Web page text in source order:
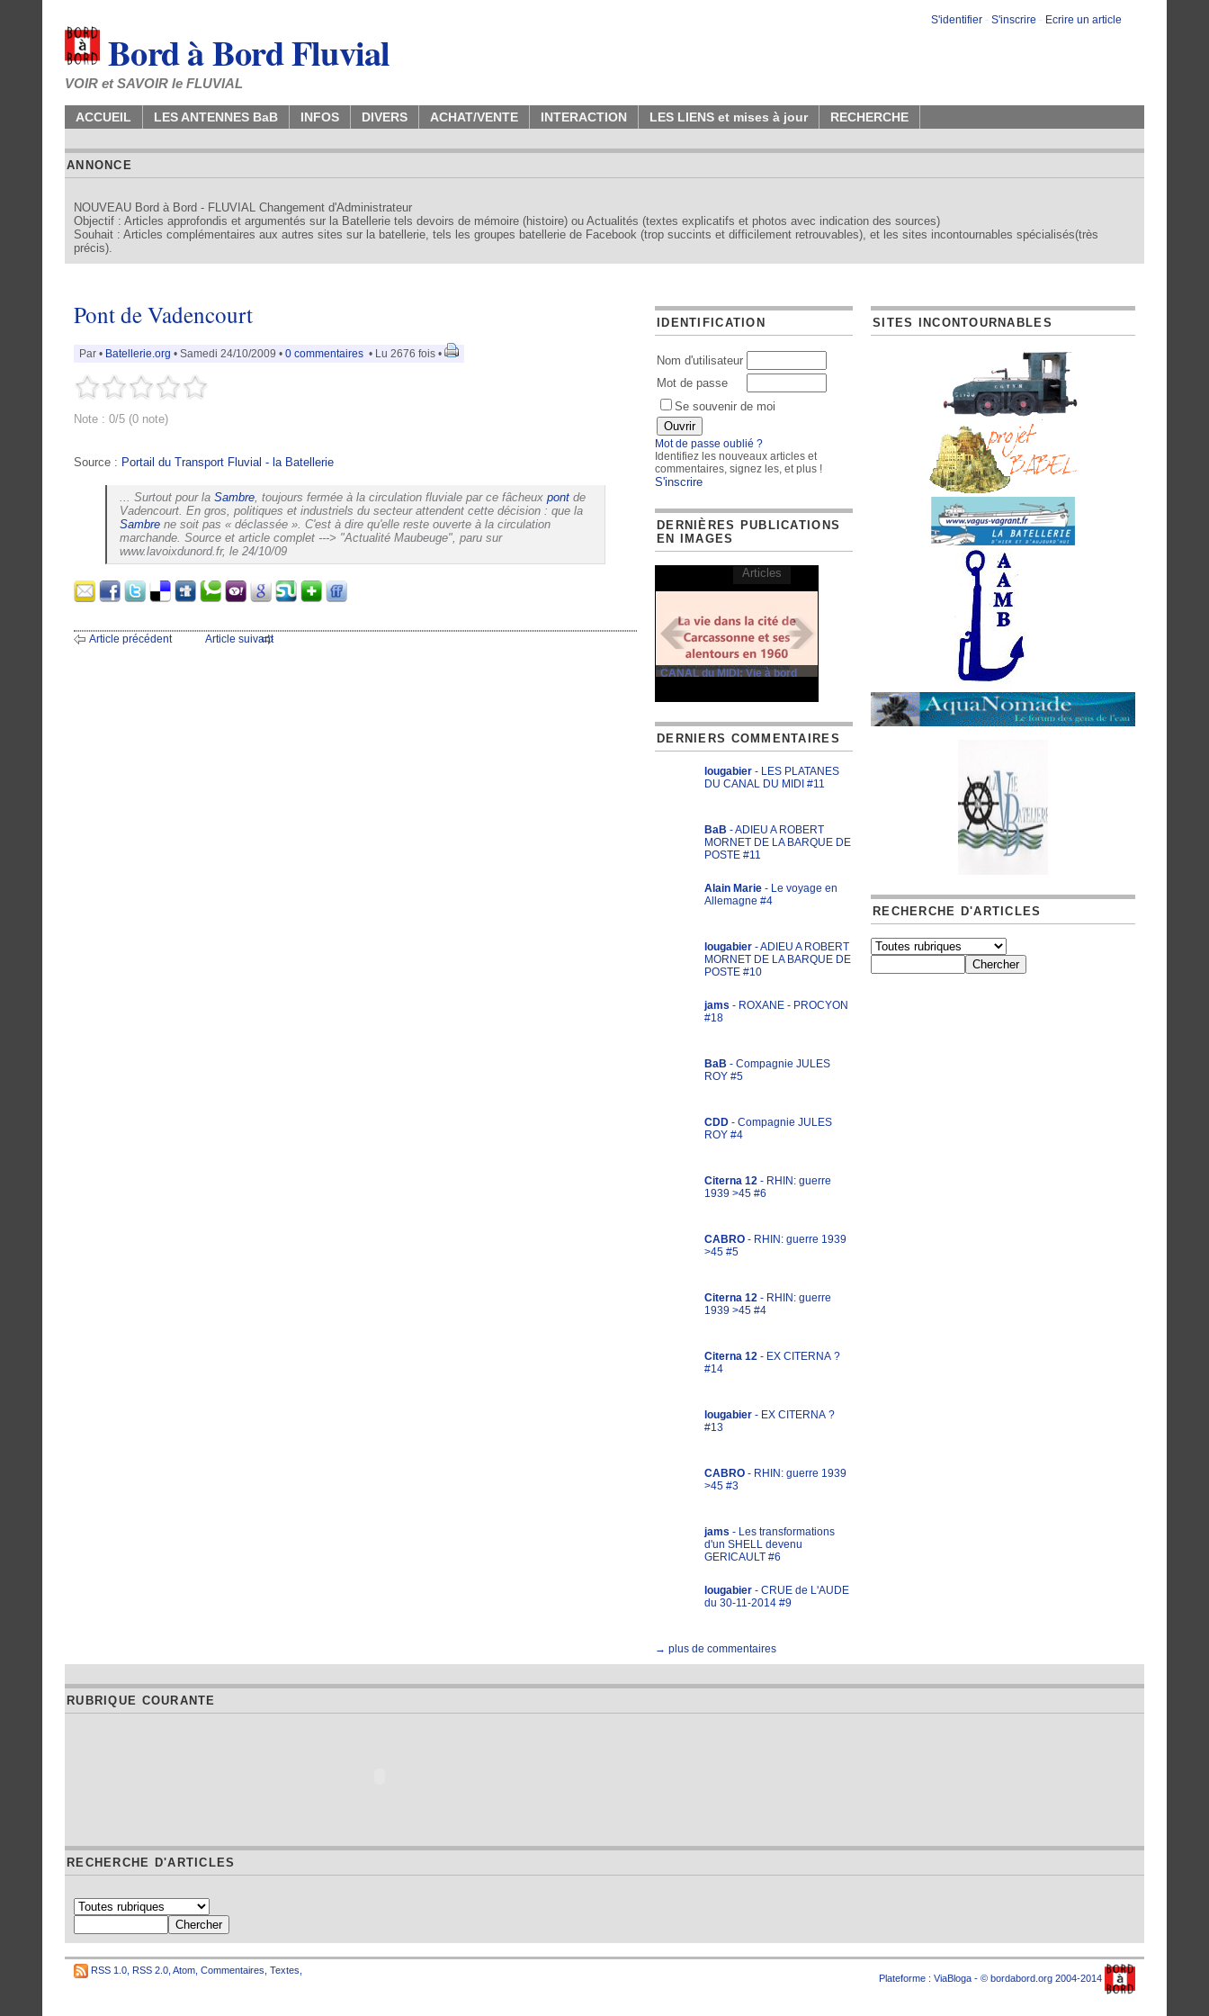
S'identifier - S'inscrire - Ecrire un article
Bord à Bord Fluvial
VOIR et SAVOIR le FLUVIAL
ACCUEIL LES ANTENNES BaB INFOS DIVERS ACHAT/VENTE INTERACTION LES LIENS et mises à jour RECHERCHE
ANNONCE
NOUVEAU Bord à Bord - FLUVIAL Changement d'Administrateur
Objectif : Articles approfondis et argumentés sur la Batellerie tels devoirs de mémoire (histoire) ou Actualités (textes explicatifs et photos avec indication des sources)
Souhait : Articles complémentaires aux autres sites sur la batellerie, tels les groupes batellerie de Facebook (trop succints et difficilement retrouvables), et les sites incontournables spécialisés(très
précis).
Pont de Vadencourt
Par • Batellerie.org • Samedi 24/10/2009 • 0 commentaires • Lu 2676 fois •
Note : 0/5 (0 note)
Source : Portail du Transport Fluvial - la Batellerie
... Surtout pour la Sambre, toujours fermée à la circulation fluviale par ce fâcheux pont de
Vadencourt. En gros, politiques et industriels du secteur attendent cette décision : que la
Sambre ne soit pas « déclassée ». C'est à dire qu'elle reste ouverte à la circulation
marchande. Source et article complet ---> "Actualité Maubeuge", paru sur
www.lavoixdunord.fr, le 24/10/09
Article précédent Article suivant
IDENTIFICATION
Nom d'utilisateur
Mot de passe
Se souvenir de moi
Mot de passe oublié ?
Identifiez les nouveaux articles et
commentaires, signez les, et plus !
S'inscrire
DERNIÈRES PUBLICATIONS
EN IMAGES
CANAL du MIDI: Vie à bord
Articles
DERNIERS COMMENTAIRES
lougabier - LES PLATANES
DU CANAL DU MIDI #11
BaB - ADIEU A ROBERT
MORNET DE LA BARQUE DE
POSTE #11
Alain Marie - Le voyage en
Allemagne #4
lougabier - ADIEU A ROBERT
MORNET DE LA BARQUE DE
POSTE #10
jams - ROXANE - PROCYON
#18
BaB - Compagnie JULES
ROY #5
CDD - Compagnie JULES
ROY #4
Citerna 12 - RHIN: guerre
1939 >45 #6
CABRO - RHIN: guerre 1939
>45 #5
Citerna 12 - RHIN: guerre
1939 >45 #4
Citerna 12 - EX CITERNA ?
#14
lougabier - EX CITERNA ?
#13
CABRO - RHIN: guerre 1939
>45 #3
jams - Les transformations
d'un SHELL devenu
GERICAULT #6
lougabier - CRUE de L'AUDE
du 30-11-2014 #9
→ plus de commentaires
SITES INCONTOURNABLES
RECHERCHE D'ARTICLES
RUBRIQUE COURANTE
RECHERCHE D'ARTICLES
RSS 1.0 RSS 2.0 Atom Commentaires Textes
Plateforme : ViaBloga - © bordabord.org 2004-2014